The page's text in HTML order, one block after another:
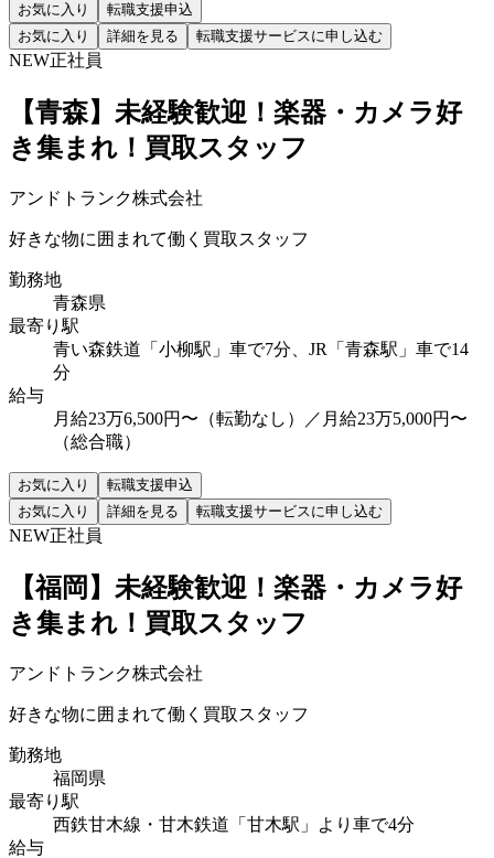
お気に入り
転職支援申込
お気に入り
詳細を見る 転職支援サービスに申し込む
NEW正社員
【青森】未経験歓迎！楽器・カメラ好
き集まれ！買取スタッフ
アンドトランク株式会社
好きな物に囲まれて働く買取スタッフ
勤務地
青森県
最寄り駅
青い森鉄道「小柳駅」車で7分、JR「青森駅」車で14
分
給与
月給23万6,500円〜（転勤なし）／月給23万5,000円〜
（総合職）
お気に入り
転職支援申込
お気に入り
詳細を見る 転職支援サービスに申し込む
NEW正社員
【福岡】未経験歓迎！楽器・カメラ好
き集まれ！買取スタッフ
アンドトランク株式会社
好きな物に囲まれて働く買取スタッフ
勤務地
福岡県
最寄り駅
西鉄甘木線・甘木鉄道「甘木駅」より車で4分
給与